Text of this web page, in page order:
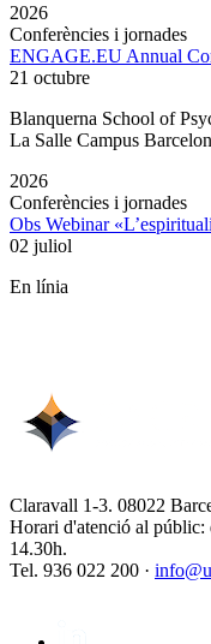
2026
Conferències i jornades
ENGAGE.EU Annual
21 octubre
Blanquerna School of
La Salle Campus
2026
Conferències i jornades
Obs Webinar
02 juliol
En línia
Claravall 1-3. 08022
Horari d'atenció al
14.30h.
Tel. 936 022 200 ·